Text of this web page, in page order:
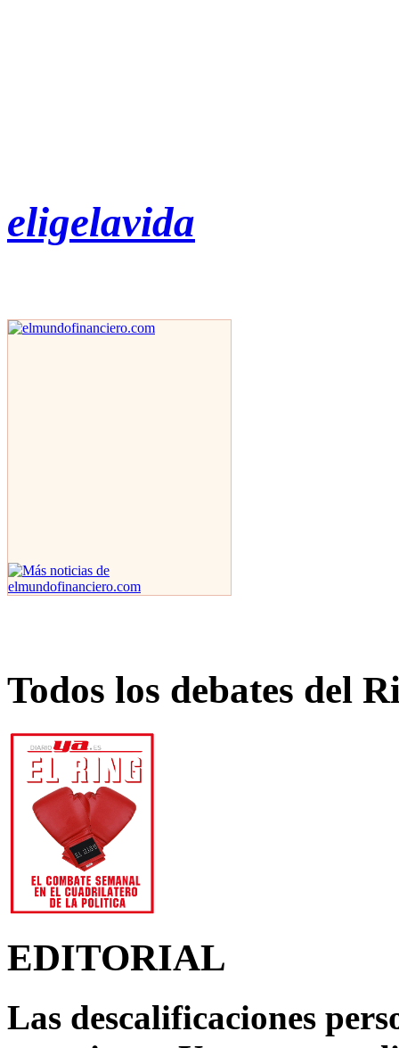
eligelavida
Todos los debates del
EDITORIAL
Las descalificaciones